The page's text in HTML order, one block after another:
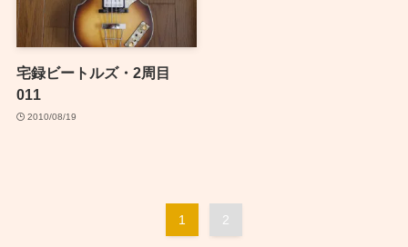
宅録ビートルズ・2周目
011
2010/08/19
1 2